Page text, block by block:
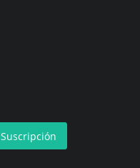
Suscripción